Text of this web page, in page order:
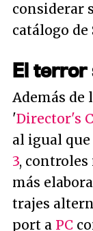
considerar
catálogo de
El terror
Además de
'Director's
al igual
3,
más
trajes
port a PC